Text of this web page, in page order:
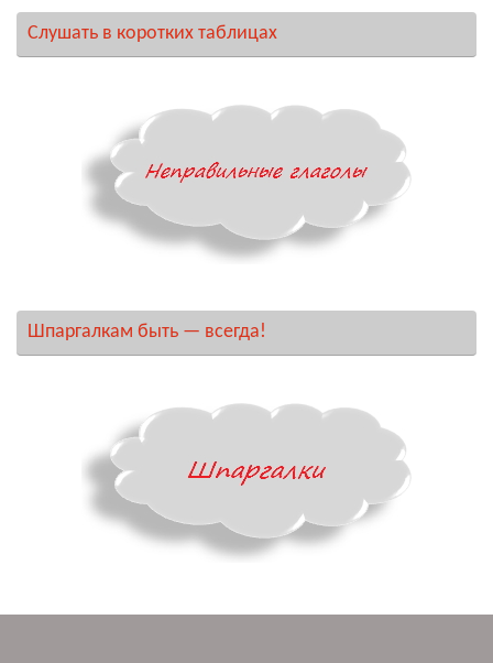
Слушать в коротких таблицах
Шпаргалкам быть — всегда!